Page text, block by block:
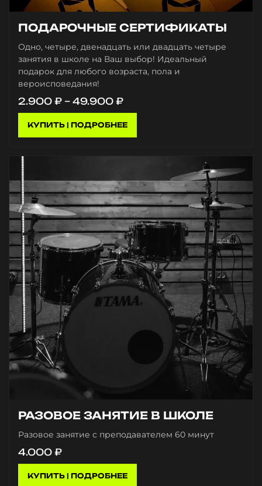
ПОДАРОЧНЫЕ СЕРТИФИКАТЫ
Одно, четыре, двенадцать или двадцать четыре
занятия в школе на Ваш выбор! Идеальный
подарок для любого возраста, пола и
вероисповедания!
2.900 ₽ – 49.900 ₽Диапазон
цен:
2.900 ₽
КУПИТЬ | ПОДРОБНЕЕ
РАЗОВОЕ ЗАНЯТИЕ В ШКОЛЕ
Разовое занятие с преподавателем 60 минут
4.000 ₽
КУПИТЬ | ПОДРОБНЕЕ